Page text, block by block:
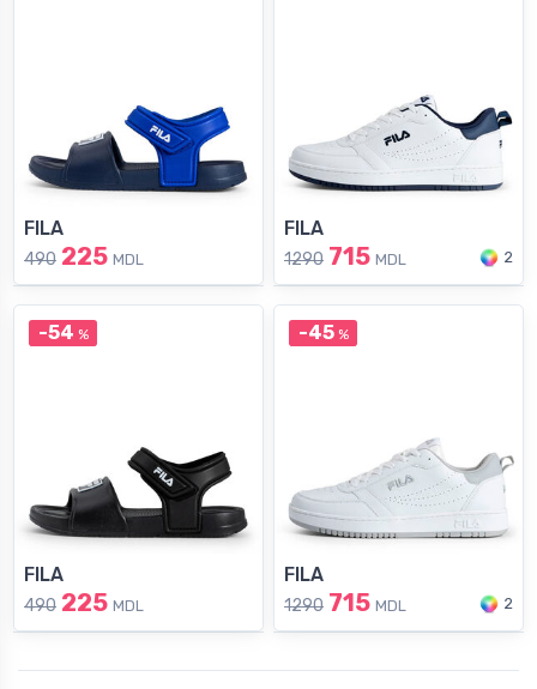
FILA
490 225 MDL
FILA
1290 715 MDL 2
-54 %
FILA
490 225 MDL
-45%
FILA
1290 715 MDL 2